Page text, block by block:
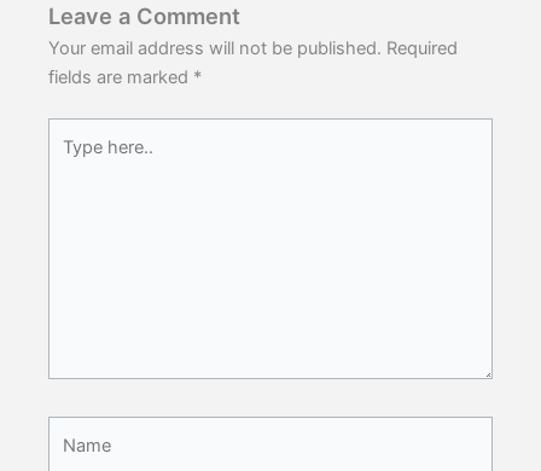
Leave a Comment
Your email address will not be published. Required
fields are marked *
here..